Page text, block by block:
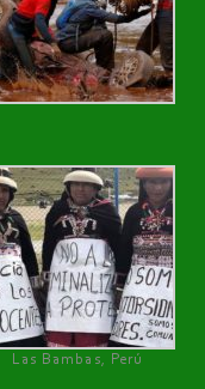
Las Bambas, Perú